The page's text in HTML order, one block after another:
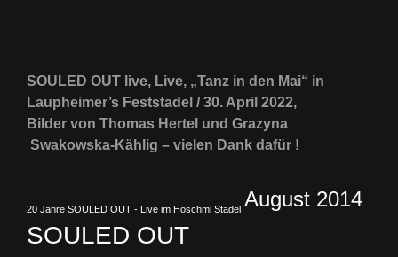
SOULED OUT live, Live, „Tanz in den Mai“ in
Laupheimer’s Feststadel / 30. April 2022,
Bilder von Thomas Hertel und Grazyna
Swakowska-Kählig – vielen Dank dafür !
20 Jahre SOULED OUT - Live im Hoschmi Stadel August 2014
SOULED OUT